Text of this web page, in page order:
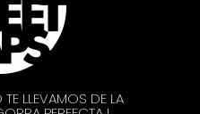
TE LLEVAMOS DE LA